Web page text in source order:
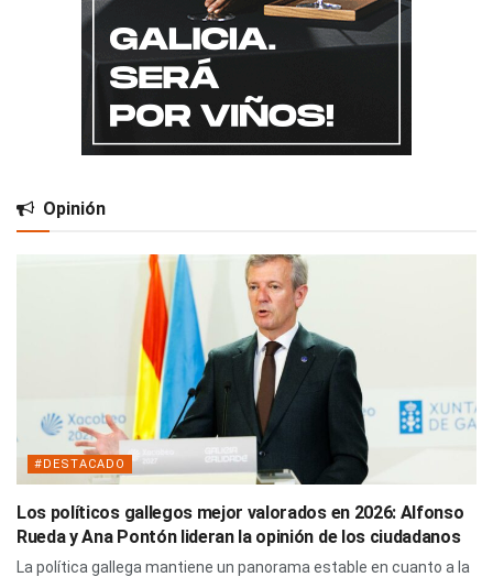
Opinión
#DESTACADO
Los políticos gallegos mejor valorados en 2026: Alfonso
Rueda y Ana Pontón lideran la opinión de los ciudadanos
La política gallega mantiene un panorama estable en cuanto a la